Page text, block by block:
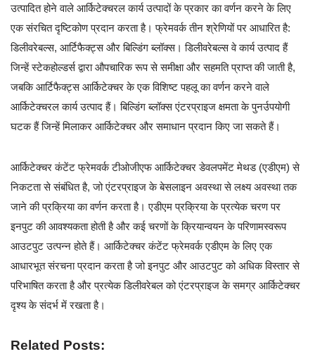
उत्पादित होने वाले आर्किटेक्चरल कार्य उत्पादों के प्रकार का वर्णन करने के लिए
एक संरचित दृष्टिकोण प्रदान करता है। फ्रेमवर्क तीन श्रेणियों पर आधारित है:
डिलीवरेबल्स, आर्टिफैक्ट्स और बिल्डिंग ब्लॉक्स। डिलीवरेबल्स वे कार्य उत्पाद हैं
जिन्हें स्टेकहोल्डर्स द्वारा औपचारिक रूप से समीक्षा और सहमति प्राप्त की जाती है,
जबकि आर्टिफैक्ट्स आर्किटेक्चर के एक विशिष्ट पहलू का वर्णन करने वाले
आर्किटेक्चरल कार्य उत्पाद हैं। बिल्डिंग ब्लॉक्स एंटरप्राइज क्षमता के पुनर्उपयोगी
घटक हैं जिन्हें मिलाकर आर्किटेक्चर और समाधान प्रदान किए जा सकते हैं।
आर्किटेक्चर कंटेंट फ्रेमवर्क टीओजीएफ आर्किटेक्चर डेवलपमेंट मेथड (एडीएम) से
निकटता से संबंधित है, जो एंटरप्राइज के बेसलाइन अवस्था से लक्ष्य अवस्था तक
जाने की प्रक्रिया का वर्णन करता है। एडीएम प्रक्रिया के प्रत्येक चरण पर
इनपुट की आवश्यकता होती है और कई चरणों के क्रियान्वयन के परिणामस्वरूप
आउटपुट उत्पन्न होते हैं। आर्किटेक्चर कंटेंट फ्रेमवर्क एडीएम के लिए एक
आधारभूत संरचना प्रदान करता है जो इनपुट और आउटपुट को अधिक विस्तार से
परिभाषित करता है और प्रत्येक डिलीवरेबल को एंटरप्राइज के समग्र आर्किटेक्चर
दृश्य के संदर्भ में रखता है।
Related Posts: